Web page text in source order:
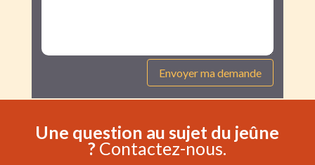
Envoyer ma demande
Une question au sujet du jeûne
? Contactez-nous.